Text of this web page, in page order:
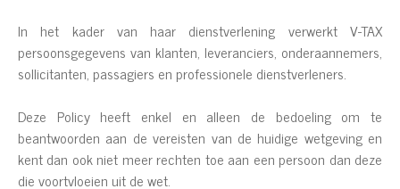
In het kader van haar dienstverlening verwerkt V-TAX
persoonsgegevens van klanten, leveranciers, onderaannemers,
sollicitanten, passagiers en professionele dienstverleners.
Deze Policy heeft enkel en alleen de bedoeling om te
beantwoorden aan de vereisten van de huidige wetgeving en
kent dan ook niet meer rechten toe aan een persoon dan deze
die voortvloeien uit de wet.